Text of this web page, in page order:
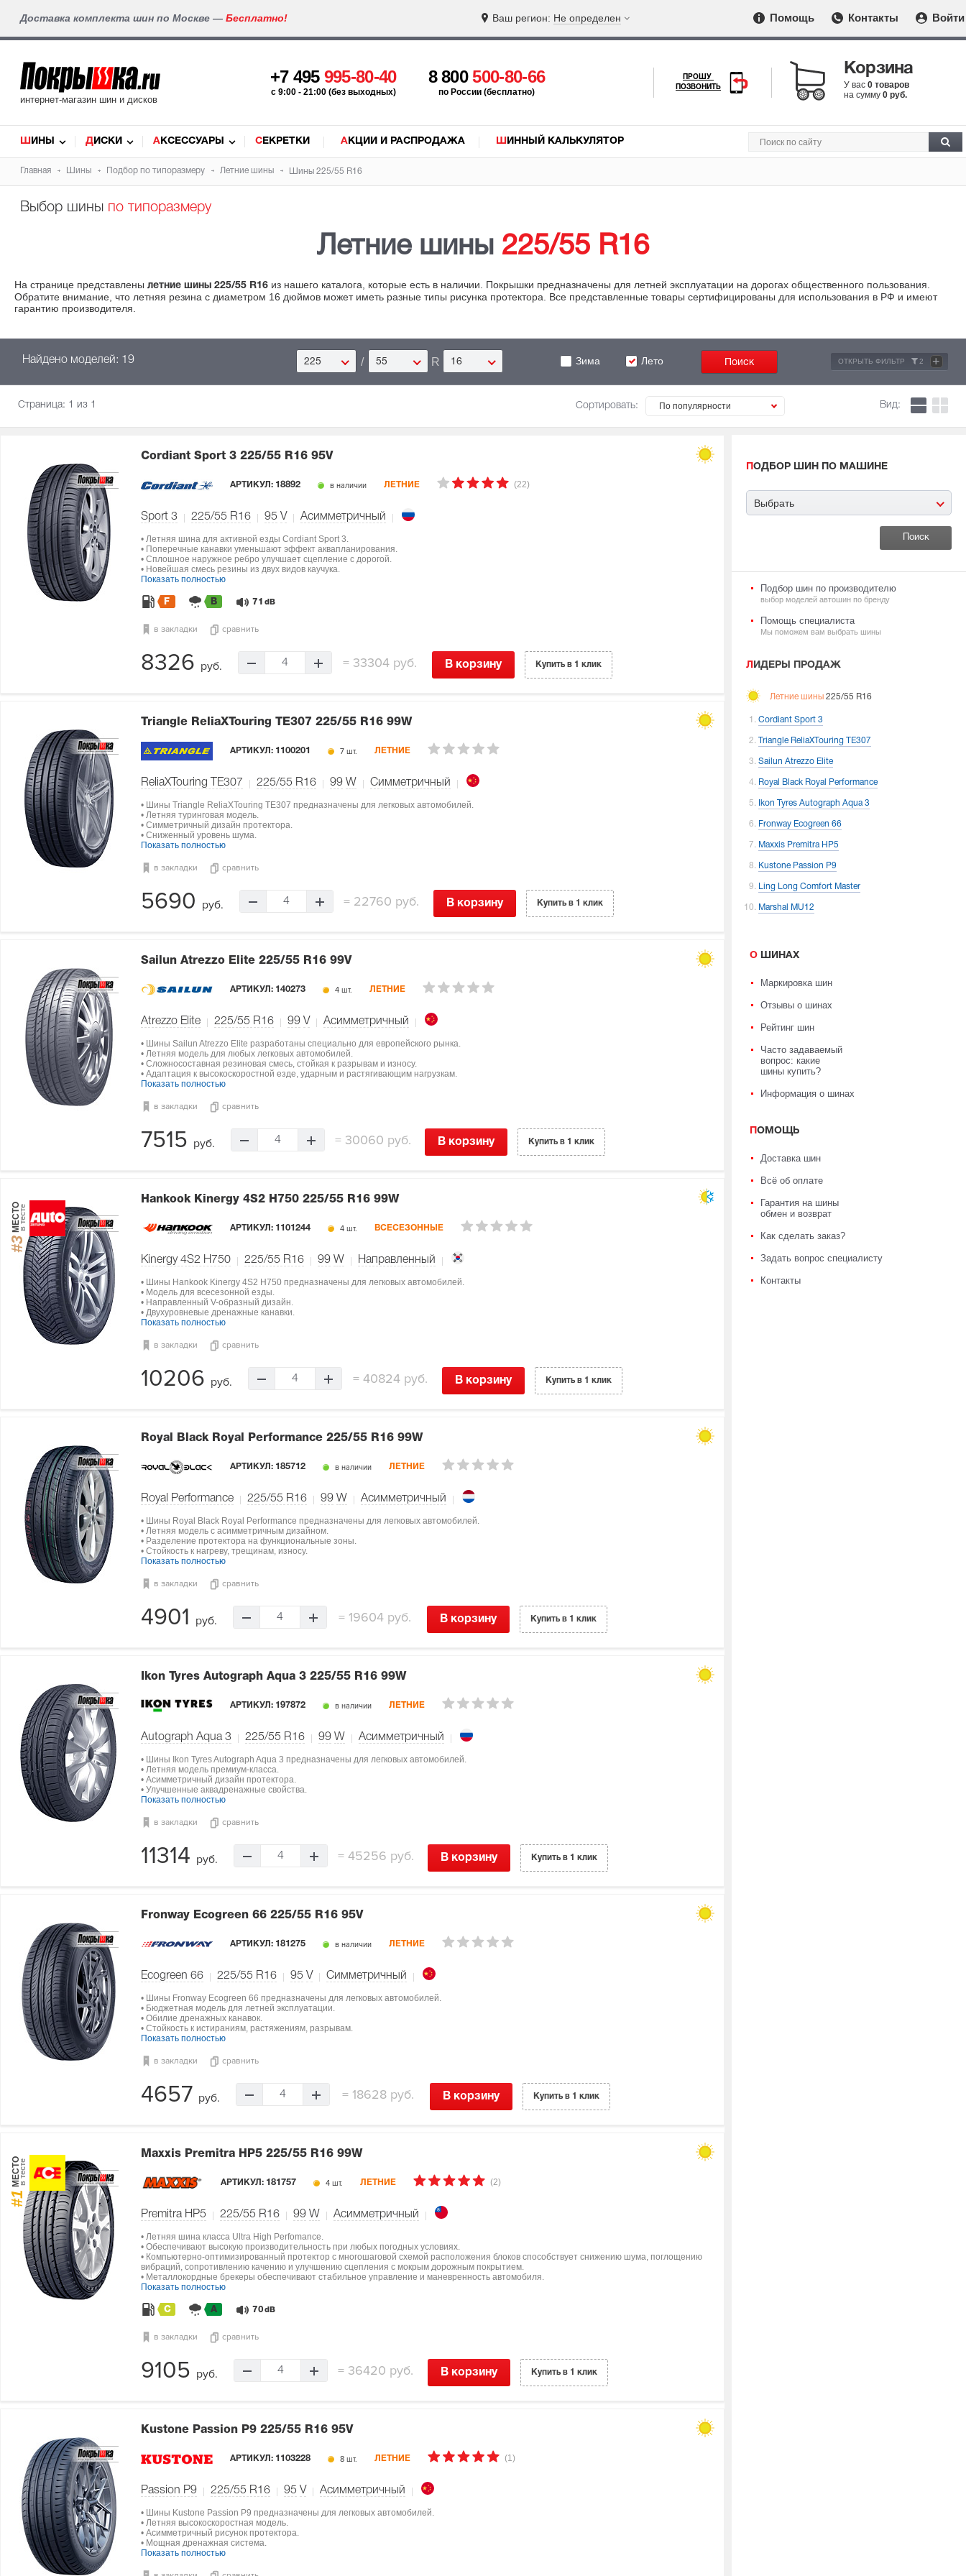
Доставка комплекта шин по Москве — Бесплатно! Ваш регион: Не определен Помощь Контакты Войти
интернет-магазин шин и дисков
+7 495 995-80-40
c 9:00 - 21:00 (без выходных)
8 800500-80-66
по России (бесплатно)
ПРОШУ
ПОЗВОНИТЬ
Корзина
У вас 0 товаров
на сумму 0 руб.
ШИНЫ ДИСКИ АКСЕССУАРЫ СЕКРЕТКИ АКЦИИ И РАСПРОДАЖА ШИННЫЙ КАЛЬКУЛЯТОР
Главная Шины Подбор по типоразмеру Летние шины Шины 225/55 R16
Выбор шины по типоразмеру
Летние шины 225/55 R16
На странице представлены летние шины 225/55 R16 из нашего каталога, которые есть в наличии. Покрышки предназначены для летней эксплуатации на дорогах общественного пользования.
Обратите внимание, что летняя резина с диаметром 16 дюймов может иметь разные типы рисунка протектора. Все представленные товары сертифицированы для использования в РФ и имеют
гарантию производителя.
Найдено моделей: 19 225 / 55 R 16 Зима Лето ОТКРЫТЬ ФИЛЬТР 2 +
Страница: 1 из 1 Сортировать: По популярности Вид:
Cordiant Sport 3 225/55 R16 95V
АРТИКУЛ: 18892 в наличии ЛЕТНИЕ (22)
Sport 3 225/55 R16 95 V Асимметричный
• Летняя шина для активной езды Cordiant Sport 3.
• Поперечные канавки уменьшают эффект аквапланирования.
• Сплошное наружное ребро улучшает сцепление с дорогой.
• Новейшая смесь резины из двух видов каучука.
Показать полностью
F B 71 dB
в закладки сравнить
8326 руб. 4 = 33304 руб. В корзину Купить в 1 клик
Triangle ReliaXTouring TE307 225/55 R16 99W
АРТИКУЛ: 1100201 7 шт. ЛЕТНИЕ
ReliaXTouring TE307 225/55 R16 99 W Симметричный
• Шины Triangle ReliaXTouring TE307 предназначены для легковых автомобилей.
• Летняя туринговая модель.
• Симметричный дизайн протектора.
• Сниженный уровень шума.
Показать полностью
в закладки сравнить
5690 руб. 4 = 22760 руб. В корзину Купить в 1 клик
Sailun Atrezzo Elite 225/55 R16 99V
АРТИКУЛ: 140273 4 шт. ЛЕТНИЕ
Atrezzo Elite 225/55 R16 99 V Асимметричный
• Шины Sailun Atrezzo Elite разработаны специально для европейского рынка.
• Летняя модель для любых легковых автомобилей.
• Сложносоставная резиновая смесь, стойкая к разрывам и износу.
• Адаптация к высокоскоростной езде, ударным и растягивающим нагрузкам.
Показать полностью
в закладки сравнить
7515 руб. 4 =30060 руб. В корзину Купить в 1 клик
#3
МЕСТОв тесте
Hankook Kinergy 4S2 H750 225/55 R16 99W
АРТИКУЛ: 1101244 4 шт. ВСЕСЕЗОННЫЕ
Kinergy 4S2 H750 225/55 R16 99 W Направленный
• Шины Hankook Kinergy 4S2 H750 предназначены для легковых автомобилей.
• Модель для всесезонной езды.
• Направленный V-образный дизайн.
• Двухуровневые дренажные канавки.
Показать полностью
в закладки сравнить
10206 руб. 4 =40824 руб. В корзину Купить в 1 клик
Royal Black Royal Performance 225/55 R16 99W
АРТИКУЛ: 185712 в наличии ЛЕТНИЕ
Royal Performance 225/55 R16 99 W Асимметричный
• Шины Royal Black Royal Performance предназначены для легковых автомобилей.
• Летняя модель с асимметричным дизайном.
• Разделение протектора на функциональные зоны.
• Стойкость к нагреву, трещинам, износу.
Показать полностью
в закладки сравнить
4901 руб. 4 = 19604 руб. В корзину Купить в 1 клик
Ikon Tyres Autograph Aqua 3 225/55 R16 99W
АРТИКУЛ: 197872 в наличии ЛЕТНИЕ
Autograph Aqua 3 225/55 R16 99 W Асимметричный
• Шины Ikon Tyres Autograph Aqua 3 предназначены для легковых автомобилей.
• Летняя модель премиум-класса.
• Асимметричный дизайн протектора.
• Улучшенные аквадренажные свойства.
Показать полностью
в закладки сравнить
11314 руб. 4 =45256 руб. В корзину Купить в 1 клик
Fronway Ecogreen 66 225/55 R16 95V
АРТИКУЛ: 181275 в наличии ЛЕТНИЕ
Ecogreen 66 225/55 R16 95 V Симметричный
• Шины Fronway Ecogreen 66 предназначены для легковых автомобилей.
• Бюджетная модель для летней эксплуатации.
• Обилие дренажных канавок.
• Стойкость к истираниям, растяжениям, разрывам.
Показать полностью
в закладки сравнить
4657 руб. 4 =18628 руб. В корзину Купить в 1 клик
#1
МЕСТОв тесте
Maxxis Premitra HP5 225/55 R16 99W
АРТИКУЛ: 181757 4 шт. ЛЕТНИЕ (2)
Premitra HP5 225/55 R16 99 W Асимметричный
• Летняя шина класса Ultra High Perfomance.
• Обеспечивают высокую производительность при любых погодных условиях.
• Компьютерно-оптимизированный протектор с многошаговой схемой расположения блоков способствует снижению шума, поглощению
вибраций, сопротивлению качению и улучшению сцепления с мокрым дорожным покрытием.
• Металлокордные брекеры обеспечивают стабильное управление и маневренность автомобиля.
Показать полностью
C A 70 dB
в закладки сравнить
9105 руб. 4 = 36420 руб. В корзину Купить в 1 клик
Kustone Passion P9 225/55 R16 95V
АРТИКУЛ: 1103228 8 шт. ЛЕТНИЕ (1)
Passion P9 225/55 R16 95 V Асимметричный
• Шины Kustone Passion P9 предназначены для легковых автомобилей.
• Летняя высокоскоростная модель.
• Асимметричный рисунок протектора.
• Мощная дренажная система.
Показать полностью
ПОДБОР ШИН ПО МАШИНЕ
Выбрать
Подбор шин по производителю
выбор моделей автошин по бренду
Помощь специалиста
Мы поможем вам выбрать шины
ЛИДЕРЫ ПРОДАЖ
Летние шины 225/55 R16
Cordiant Sport 3
Triangle ReliaXTouring TE307
Sailun Atrezzo Elite
Royal Black Royal Performance
Ikon Tyres Autograph Aqua 3
Fronway Ecogreen 66
Maxxis Premitra HP5
Kustone Passion P9
Ling Long Comfort Master
Marshal MU12
О ШИНАХ
Маркировка шин
Отзывы о шинах
Рейтинг шин
Часто задаваемый
вопрос: какие
шины купить?
Информация о шинах
ПОМОЩЬ
Доставка шин
Всё об оплате
Гарантия на шины
обмен и возврат
Как сделать заказ?
Задать вопрос специалисту
Контакты